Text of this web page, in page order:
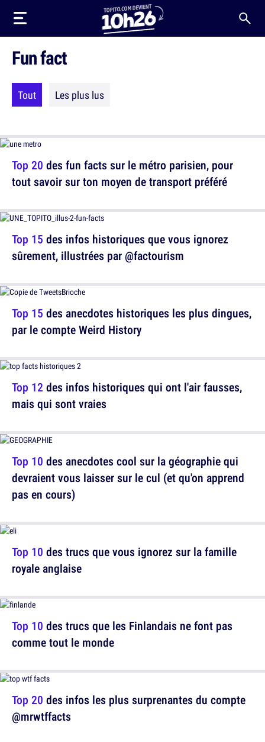
Fun fact
Tout Les plus lus
Top 20 des fun facts sur le métro parisien, pour
tout savoir sur ton moyen de transport préféré
Top 15 des infos historiques que vous ignorez
sûrement, illustrées par @factourism
Top 12 des infos historiques qui ont l'air fausses,
mais qui sont vraies
Top 10 des trucs que vous ignorez sur la famille
royale anglaise
Top 20 des infos les plus surprenantes du compte
@mrwtffacts
Top 15 des anecdotes historiques les plus dingues,
par le compte Weird History
Top 10 des anecdotes cool sur la géographie qui
devraient vous laisser sur le cul (et qu'on apprend
pas en cours)
Top 10 des trucs que les Finlandais ne font pas
comme tout le monde